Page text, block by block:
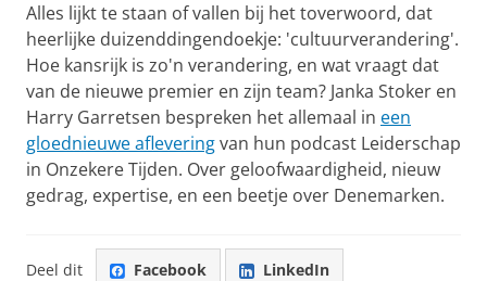
Alles lijkt te staan of vallen bij het toverwoord, dat
heerlijke duizenddingendoekje: 'cultuurverandering'.
Hoe kansrijk is zo'n verandering, en wat vraagt dat
van de nieuwe premier en zijn team? Janka Stoker en
Harry Garretsen bespreken het allemaal in een
gloednieuwe afleveringvan hun podcast Leiderschap
in Onzekere Tijden. Over geloofwaardigheid, nieuw
gedrag, expertise, en een beetje over Denemarken.
Deel dit Facebook LinkedIn